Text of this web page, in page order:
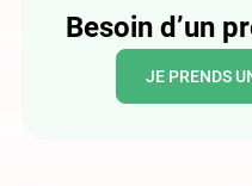
Besoin d’un
JE PRENDS